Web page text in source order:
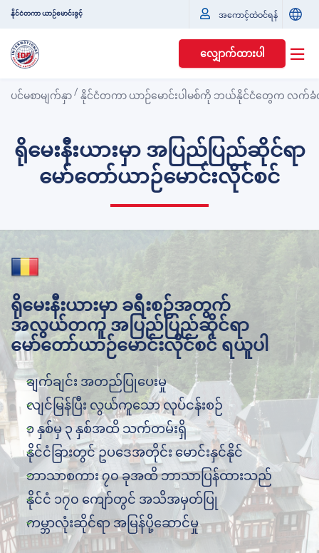
နိုင်ငံတကာ ယာဉ်မောင်းခွင့် အကောင့်ထဲဝင်ရန်
လျှောက်ထားပါ
ပင်မစာမျက်နှာ /နိုင်ငံတကာ ယာဉ်မောင်းပါမစ်ကို ဘယ်နိုင်ငံတွေက လက်ခံ
ရိုမေးနီးယားမှာ အပြည်ပြည်ဆိုင်ရာ
မော်တော်ယာဉ်မောင်းလိုင်စင်
ရိုမေးနီးယားမှာ ခရီးစဉ်အတွက်
အလွယ်တကူ အပြည်ပြည်ဆိုင်ရာ
မော်တော်ယာဉ်မောင်းလိုင်စင် ရယူပါ
ချက်ချင်း အတည်ပြုပေးမှု
လျင်မြန်ပြီး လွယ်ကူသော လုပ်ငန်းစဉ်
၁ နှစ်မှ ၃ နှစ်အထိ သက်တမ်းရှိ
နိုင်ငံခြားတွင် ဥပဒေအတိုင်း မောင်းနှင်နိုင်
ဘာသာစကား ၇၀ ခုအထိ ဘာသာပြန်ထားသည်
နိုင်ငံ ၁၇၀ ကျော်တွင် အသိအမှတ်ပြု
ကမ္ဘာလုံးဆိုင်ရာ အမြန်ပို့ဆောင်မှု